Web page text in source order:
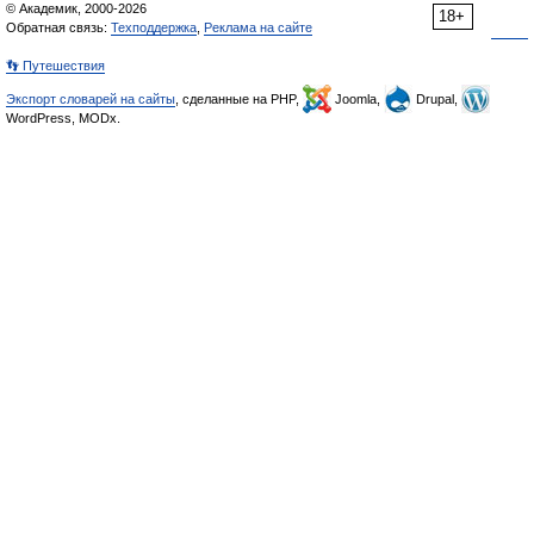
18+
© Академик, 2000-2026
Обратная связь: Техподдержка Реклама на сайте
👣 Путешествия
Экспорт словарей на сайты , сделанные на PHP, Joomla,
Drupal,
WordPress, MODx.